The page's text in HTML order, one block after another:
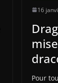
16
Pour